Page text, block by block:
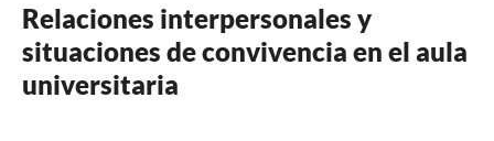
Relaciones interpersonales y
situaciones de convivencia en el aula
universitaria